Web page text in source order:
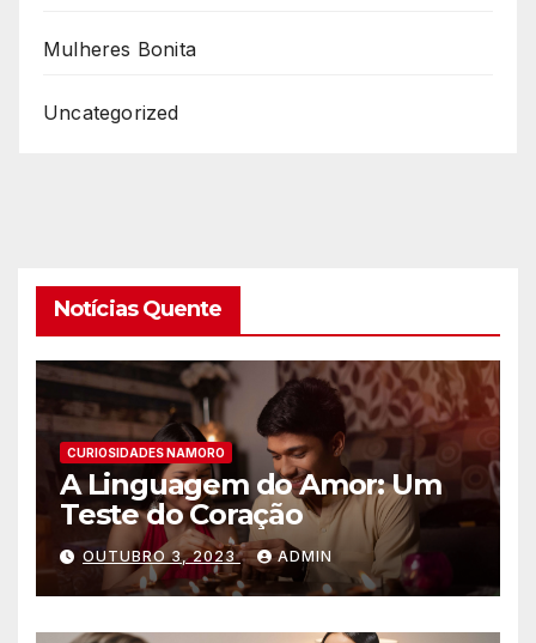
Mulheres Bonita
Uncategorized
Notícias Quente
CURIOSIDADES NAMORO
A Linguagem do Amor: Um
Teste do Coração
OUTUBRO 3, 2023 ADMIN